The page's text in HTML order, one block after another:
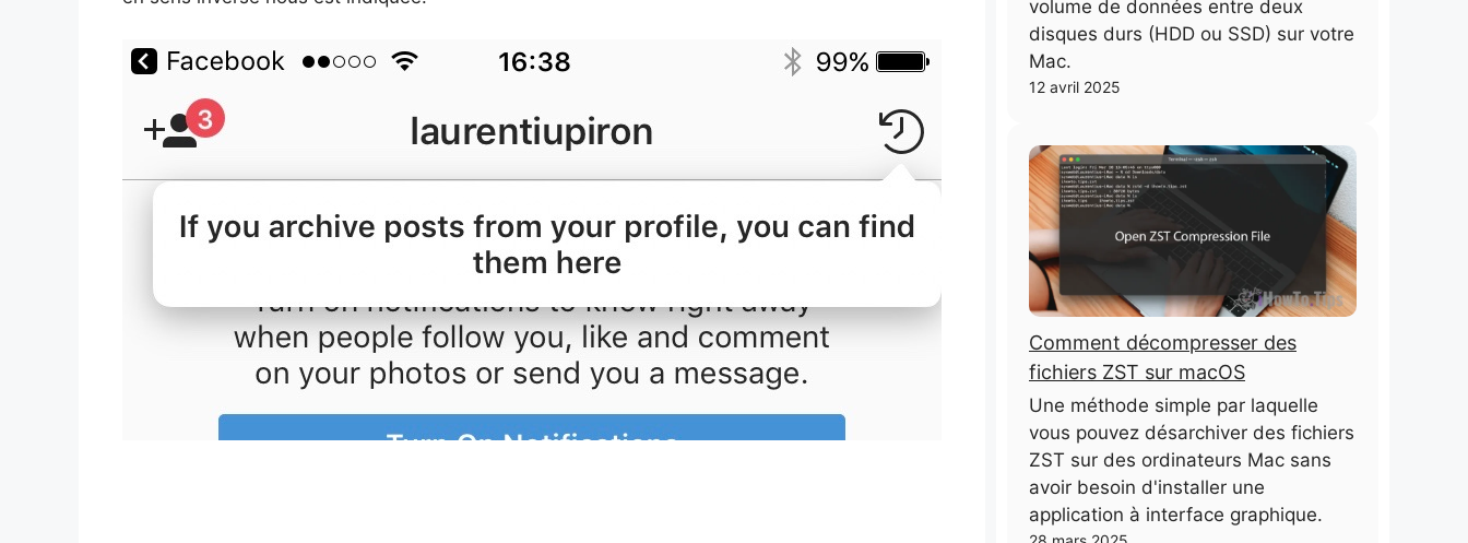
volume de données entre deux
disques durs (HDD ou SSD) sur votre
Mac.
12 avril 2025
Comment décompresser des
fichiers ZST sur macOS
Une méthode simple par laquelle
vous pouvez désarchiver des fichiers
ZST sur des ordinateurs Mac sans
avoir besoin d'installer une
application à interface graphique.